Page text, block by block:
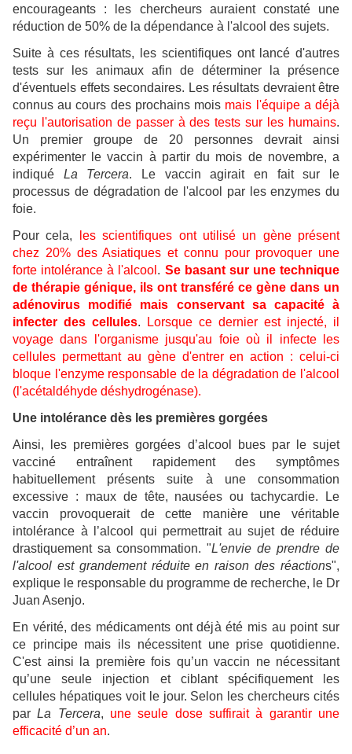
encourageants : les chercheurs auraient constaté une
réduction de 50% de la dépendance à l'alcool des sujets.
Suite à ces résultats, les scientifiques ont lancé d'autres
tests sur les animaux afin de déterminer la présence
d'éventuels effets secondaires. Les résultats devraient être
connus au cours des prochains mois mais l'équipe a déjà
reçu l'autorisation de passer à des tests sur les humains.
Un premier groupe de 20 personnes devrait ainsi
expérimenter le vaccin à partir du mois de novembre, a
indiqué La Tercera. Le vaccin agirait en fait sur le
processus de dégradation de l'alcool par les enzymes du
foie.
Pour cela,
les scientifiques ont utilisé un gène présent
chez 20% des Asiatiques et connu pour provoquer une
forte intolérance à l'alcool . Se basant sur une technique
de thérapie génique, ils ont transféré ce gène dans un
adénovirus modifié mais conservant sa capacité à
infecter des cellules.
Lorsque ce dernier est injecté, il
voyage dans l'organisme jusqu'au foie où il infecte les
cellules permettant au gène d'entrer en action : celui-ci
bloque l'enzyme responsable de la dégradation de l'alcool
(l'acétaldéhyde déshydrogénase).
Une intolérance dès les premières gorgées
Ainsi, les premières gorgées d’alcool bues par le sujet
vacciné entraînent rapidement des symptômes
habituellement présents suite à une consommation
excessive : maux de tête, nausées ou tachycardie. Le
vaccin provoquerait de cette manière une véritable
intolérance à l’alcool qui permettrait au sujet de réduire
drastiquement sa consommation. "L'envie de prendre de
l'alcool est grandement réduite en raison des réactions",
explique le responsable du programme de recherche, le Dr
Juan Asenjo.
En vérité, des médicaments ont déjà été mis au point sur
ce principe mais ils nécessitent une prise quotidienne.
C'est ainsi la première fois qu’un vaccin ne nécessitant
qu’une seule injection et ciblant spécifiquement les
cellules hépatiques voit le jour. Selon les chercheurs cités
parLa Tercera, une seule dose suffirait à garantir une
efficacité d’un an.